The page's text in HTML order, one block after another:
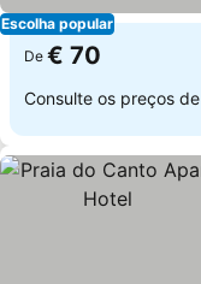
Escolha popular
De € 70
Consulte os preços de